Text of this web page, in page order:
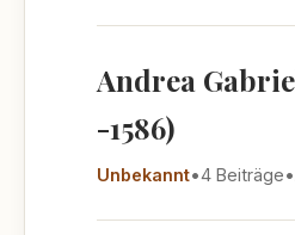
Andrea
-1586)
Unbekannt•4 Beiträge•